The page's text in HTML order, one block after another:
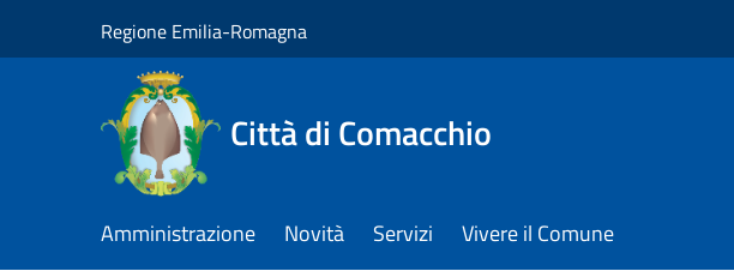
Regione Emilia-Romagna
Città di Comacchio
Amministrazione Novità Servizi Vivere il Comune